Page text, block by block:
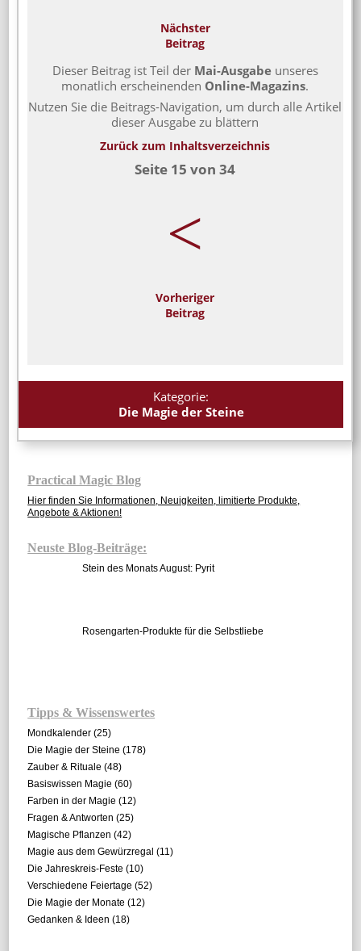
<
Vorheriger
Beitrag
Dieser Beitrag ist Teil der Mai-Ausgabeunseres
monatlich erscheinenden Online-Magazins.
Nutzen Sie die Beitrags-Navigation, um durch alle Artikel
dieser Ausgabe zu blättern
Zurück zum Inhaltsverzeichnis
Seite 15 von 34
Nächster
Beitrag
Kategorie:
Die Magie der Steine
Practical Magic Blog
Hier finden Sie Informationen, Neuigkeiten, limitierte Produkte,
Angebote & Aktionen!
Neuste Blog-Beiträge:
Stein des Monats August: Pyrit
Rosengarten-Produkte für die Selbstliebe
Tipps & Wissenswertes
Mondkalender (25)
Die Magie der Steine (178)
Zauber & Rituale (48)
Basiswissen Magie (60)
Farben in der Magie (12)
Fragen & Antworten (25)
Magische Pflanzen (42)
Magie aus dem Gewürzregal (11)
Die Jahreskreis-Feste (10)
Verschiedene Feiertage (52)
Die Magie der Monate (12)
Gedanken & Ideen(18)